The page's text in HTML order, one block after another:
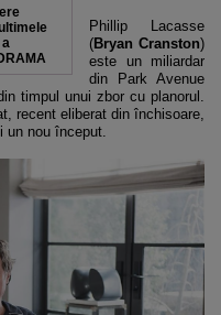
Phillip Lacasse
(Bryan Cranston)
este un miliardar
din Park Avenue
timpul unui zbor cu planorul.
recent eliberat din închisoare,
un nou început.